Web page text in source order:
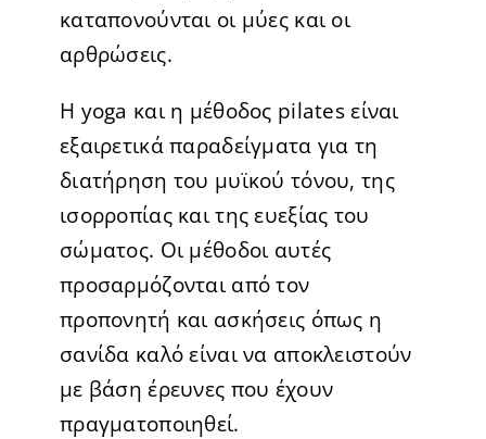
καταπονούνται οι μύες και οι
αρθρώσεις.
Η yoga και η μέθοδος pilates είναι
εξαιρετικά παραδείγματα για τη
διατήρηση του μυϊκού τόνου, της
ισορροπίας και της ευεξίας του
σώματος. Οι μέθοδοι αυτές
προσαρμόζονται από τον
προπονητή και ασκήσεις όπως η
σανίδα καλό είναι να αποκλειστούν
με βάση έρευνες που έχουν
πραγματοποιηθεί.